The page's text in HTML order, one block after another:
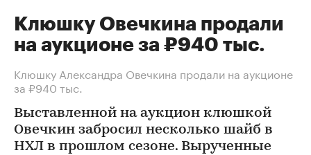
Клюшку Овечкина продали
на аукционе за ₽940 тыс.
Клюшку Александра Овечкина продали на аукционе
за ₽940 тыс.
Выставленной на аукцион клюшкой
Овечкин забросил несколько шайб в
НХЛ в прошлом сезоне. Вырученные